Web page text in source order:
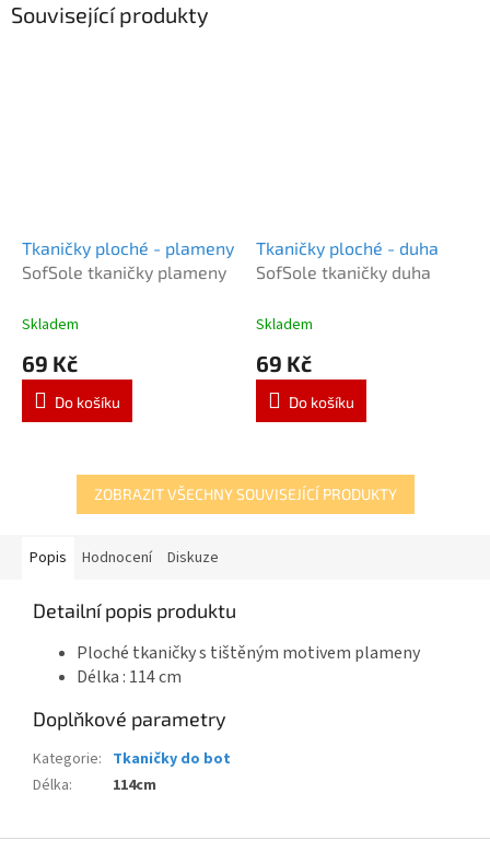
Související produkty
Tkaničky ploché - plameny
SofSole tkaničky plameny
Skladem
69 Kč
Do košíku
Tkaničky ploché - duha
SofSole tkaničky duha
Skladem
69 Kč
Do košíku
ZOBRAZIT VŠECHNY SOUVISEJÍCÍ PRODUKTY
Popis Hodnocení Diskuze
Detailní popis produktu
Ploché tkaničky s tištěným motivem plameny
Délka : 114 cm
Doplňkové parametry
Kategorie: Tkaničky do bot
Délka: 114cm